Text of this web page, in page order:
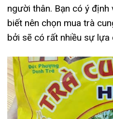
người thân. Bạn có ý định
biết nên chọn mua trà
bởi sẽ có rất nhiều sự lựa